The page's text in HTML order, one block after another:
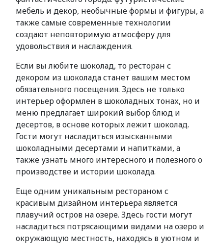
мебель и декор, необычные формы и фигуры, а
также самые современные технологии
создают неповторимую атмосферу для
удовольствия и наслаждения.
Если вы любите шоколад, то ресторан с
декором из шоколада станет вашим местом
обязательного посещения. Здесь не только
интерьер оформлен в шоколадных тонах, но и
меню предлагает широкий выбор блюд и
десертов, в основе которых лежит шоколад.
Гости могут насладиться изысканными
шоколадными десертами и напитками, а
также узнать много интересного и полезного о
производстве и истории шоколада.
Еще одним уникальным рестораном с
красивым дизайном интерьера является
плавучий остров на озере. Здесь гости могут
насладиться потрясающими видами на озеро и
окружающую местность, находясь в уютном и